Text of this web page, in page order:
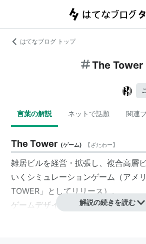
はてなブログ トップ
The Tower
言葉の解説 ネットで話題 関連
The Tower (ゲーム) 【ざたわー】
雑居ビルを経営・拡張し、複合高層
いくシミュレーションゲーム（アメ
TOWER」としてリリース）。
ゲームデザイナーは斎藤由多加。
解説の続きを読む